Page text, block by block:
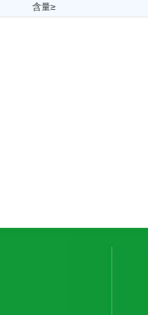
含量≥